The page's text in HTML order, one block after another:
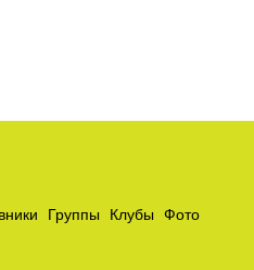
Группы Клубы
Фото